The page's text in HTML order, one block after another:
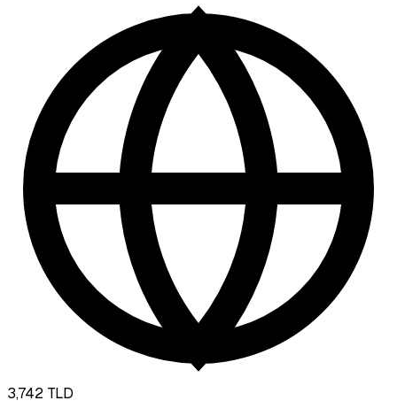
3,742 TLD